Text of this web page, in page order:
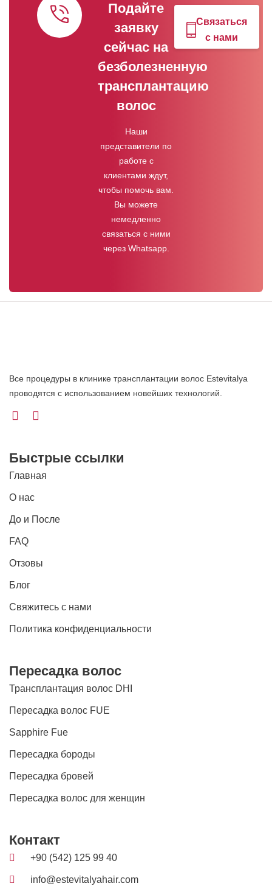
Подайте
заявку
сейчас на
безболезненную
трансплантацию
волос
Наши
представители по
работе с
клиентами ждут,
чтобы помочь вам.
Вы можете
немедленно
связаться с ними
через Whatsapp.
Связаться
с нами
Все процедуры в клинике трансплантации волос Estevitalya
проводятся с использованием новейших технологий.
Быстрые ссылки
Главная
О нас
До и После
FAQ
Отзовы
Блог
Свяжитесь с нами
Политика конфиденциальности
Пересадка волос
Трансплантация волос DHI
Пересадка волос FUE
Sapphire Fue
Пересадка бороды
Пересадка бровей
Пересадка волос для женщин
Контакт
+90 (542) 125 99 40
info@estevitalyahair.com